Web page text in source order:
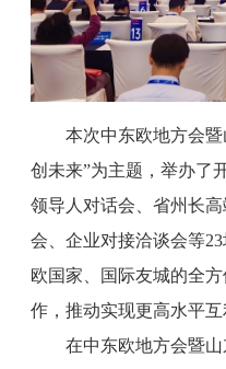
本次中东欧地方会
创未来”为主题，举办了
领导人对话会、省州长
会、企业对接洽谈会等
欧国家、国际友城的全
作，推动实现更高水平互
在中东欧地方会暨